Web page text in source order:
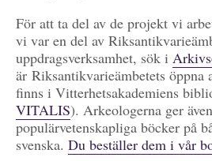
För att ta del av de projekt vi
vi var en del av
uppdragsverksamhet, sök i
är Riksantikvarieämbetets
finns i Vitterhetsakademiens
VITALIS). Arkeologerna ger
populärvetenskapliga böcker på
svenska. Du beställer dem i vår